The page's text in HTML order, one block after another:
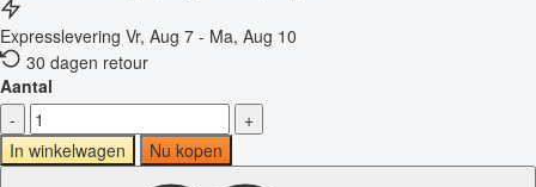
Expresslevering Vr, Aug 7 - Ma, Aug 10
30 dagen retour
Aantal
-
+
In winkelwagen
Nu kopen